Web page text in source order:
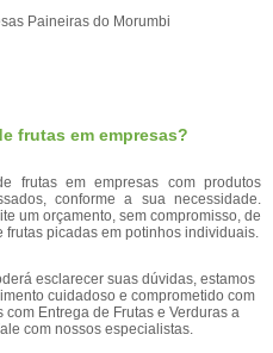
Paineiras do Morumbi
frutas em empresas?
frutas em empresas com produtos
conforme a sua necessidade.
um orçamento, sem compromisso, de
frutas picadas em potinhos individuais.
esclarecer suas dúvidas, estamos
cuidadoso e comprometido com
Entrega de Frutas e Verduras a
com nossos especialistas.